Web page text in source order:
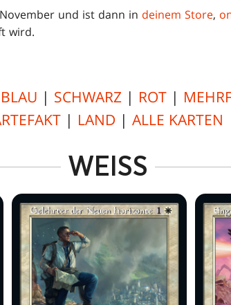
und ist dann in deinem Store,
wird.
BLAU | SCHWARZ| ROT|
| LAND | ALLE KARTEN
WEISS